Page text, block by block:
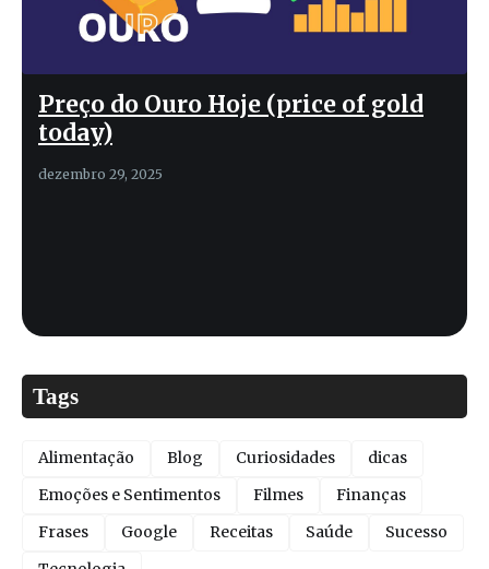
Preço do Ouro Hoje (price of gold
today)
dezembro 29, 2025
Tags
Alimentação Blog Curiosidades
dicas
Emoções e Sentimentos
Filmes
Finanças
Frases
Google Receitas Saúde
Sucesso